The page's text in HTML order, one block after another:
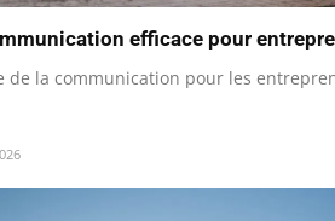
efficace pour
de la communication pour les